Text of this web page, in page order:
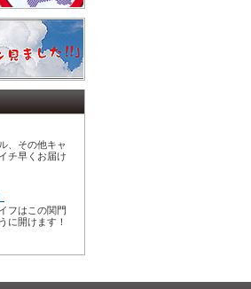
、その他キャ
チ早くお届け
フはこの関門
に開けます！